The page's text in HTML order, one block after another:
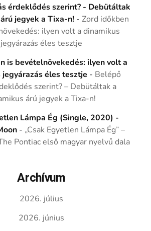
érdeklődés szerint? - Debütáltak
jegyek a Tixa-n! -Zord időkben
ilyen volt a dinamikus
jegyárazás éles tesztje
is bevételnövekedés: ilyen volt a
éles tesztje - Belépő
szerint? – Debütáltak a
árú jegyek a Tixa-n!
Lámpa Ég (Single, 2020) -
- „Csak Egyetlen Lámpa Ég” –
Pontiac első magyar nyelvű dala
Archívum
2026. július
2026. június